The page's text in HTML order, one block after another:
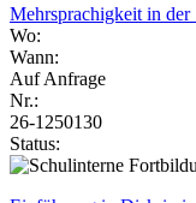
Mehrsprachigkeit in der
Wo:
Wann:
Auf Anfrage
Nr.:
26-1250130
Status: